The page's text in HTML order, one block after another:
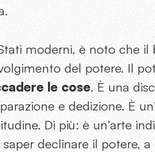
moderni, è noto che
del potere. Il
le cose. È una
e dedizione. È
Di più: è un’arte
declinare il potere,